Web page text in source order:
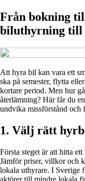
Från bokning
biluthyrning till
Att hyra bil kan vara ett
ska på semester, flytta
kortare period. Men hur
återlämning? Här får du
undvika missförstånd och
1. Välj rätt
Första steget är att hitta
Jämför priser, villkor och
lokala uthyrare. I Sverige
aktörer till mindre lokala